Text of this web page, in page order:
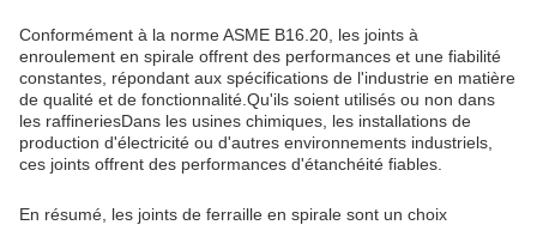
Conformément à la norme ASME B16.20, les joints à
enroulement en spirale offrent des performances et une fiabilité
constantes, répondant aux spécifications de l'industrie en matière
de qualité et de fonctionnalité.Qu'ils soient utilisés ou non dans
les raffineriesDans les usines chimiques, les installations de
production d'électricité ou d'autres environnements industriels,
ces joints offrent des performances d'étanchéité fiables.
En résumé, les joints de ferraille en spirale sont un choix